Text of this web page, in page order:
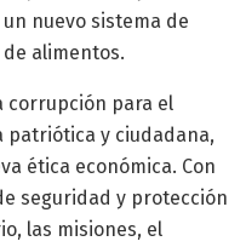
nuevo sistema de
alimentos.
corrupción para el
patriótica y ciudadana,
ética económica. Con
seguridad y protección
las misiones, el